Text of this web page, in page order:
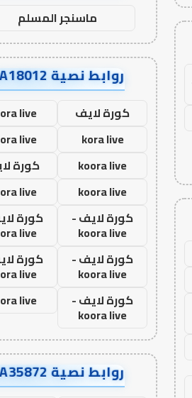
ماسنجر المسلم
روابط نصية AA18012
كورة لايف
live
kora live
live
koora live
كورة
koora live
live
كورة لايف -
koora live
كورة
live
كورة لايف -
koora live
كورة
live
كورة لايف -
koora live
live
روابط نصية AA35872